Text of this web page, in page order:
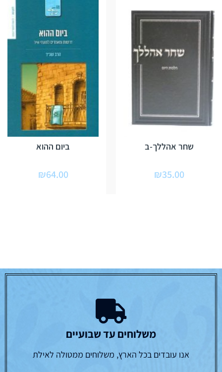
שחר אהללך-ב
₪35.00
ביום ההוא
₪64.00
משלוחים עד שבועיים
אנו עובדים בכל הארץ, משלוחים ממטולה לאילת